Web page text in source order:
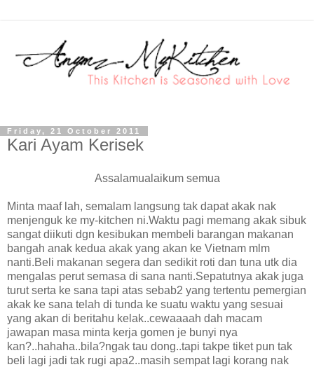
Friday, 21 October 2011
Kari Ayam Kerisek
Assalamualaikum semua
Minta maaf lah, semalam langsung tak dapat akak nak
menjenguk ke my-kitchen ni.Waktu pagi memang akak sibuk
sangat diikuti dgn kesibukan membeli barangan makanan
bangah anak kedua akak yang akan ke Vietnam mlm
nanti.Beli makanan segera dan sedikit roti dan tuna utk dia
mengalas perut semasa di sana nanti.Sepatutnya akak juga
turut serta ke sana tapi atas sebab2 yang tertentu pemergian
akak ke sana telah di tunda ke suatu waktu yang sesuai
yang akan di beritahu kelak..cewaaaah dah macam
jawapan masa minta kerja gomen je bunyi nya
kan?..hahaha..bila?ngak tau dong..tapi takpe tiket pun tak
beli lagi jadi tak rugi apa2..masih sempat lagi korang nak